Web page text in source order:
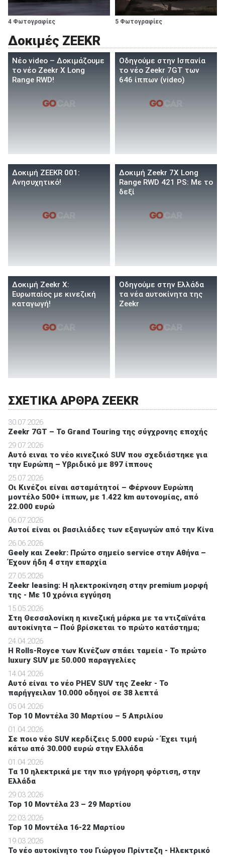
4 Φωτογραφίες 5 Φωτογραφίες
Δοκιμές ZEEKR
Νέο video – Δοκιμάζουμε
το νέο Zeekr X Long
Range RWD!
Οδηγούμε στην Ισπανία
το νέο Zeekr 7GT των
646 ίππων (video)
Δοκιμή ZEEKR 001:
Ανησυχητικό!
Δοκιμή Zeekr 7X Long
Range RWD 421 PS: Με το
δεξί
Δοκιμή Zeekr X:
Ευρωπαίος με κινεζική
καταγωγή!
Οδηγούμε στην Ελλάδα
τα νέα αυτοκίνητα της
Zeekr
ΣΧΕΤΙΚΑ ΑΡΘΡΑ ZEEKR
30.07.2026
Zeekr 7GT – Το Grand Touring της σύγχρονης εποχής
29.07.2026
Αυτό ειναι το νέο κινεζικό SUV που σχεδιάστηκε για
την Ευρώπη – Υβριδικό με 897 ίππους
25.07.2026
Οι Κινέζοι είναι ασταμάτητοί – Φέρνουν Ευρώπη
μοντέλο 500+ ίππων, με 1.422 km αυτονομίας, από
22.000 ευρώ
06.07.2026
Αυτοί είναι οι βασιλιάδες των εξαγωγών από την Κίνα
26.06.2026
Geely και Zeekr: Πρώτο σημείο service στην Αθήνα –
Έχουν ήδη 4 στην επαρχία
27.05.2026
Zeekr leasing: Η ηλεκτροκίνηση στην premium μορφή
της - Με 10 χρόνια εγγύηση
15.05.2026
Στη Θεσσαλονίκη η κινεζική μάρκα με τα ντιζαϊνάτα
αυτοκίνητα – Πού βρίσκεται το πρώτο κατάστημα;
24.04.2026
Η Rolls-Royce των Κινέζων σπάει ταμεία - Το πρώτο
luxury SUV με 50.000 παραγγελίες
14.04.2026
Αυτό είναι το νέο PHEV SUV της Zeekr - Το
παρήγγειλαν 10.000 οδηγοί σε 38 λεπτά
05.04.2026
Top 10 Μοντέλα 30 Μαρτίου – 5 Απριλίου
01.04.2026
Σε ποιο νέο SUV κερδίζεις 5.000 ευρώ - Έχει τιμή
κάτω από 30.000 ευρώ στην Ελλάδα
01.04.2026
Τα 10 ηλεκτρικά με την πιο γρήγορη φόρτιση, στην
Ελλάδα
29.03.2026
Top 10 Μοντέλα 23 – 29 Μαρτίου
22.03.2026
Top 10 Μοντέλα 16-22 Μαρτίου
19.03.2026
Το νέο αυτοκίνητο του Γιώργου Πρίντεζη - Ηλεκτρικό